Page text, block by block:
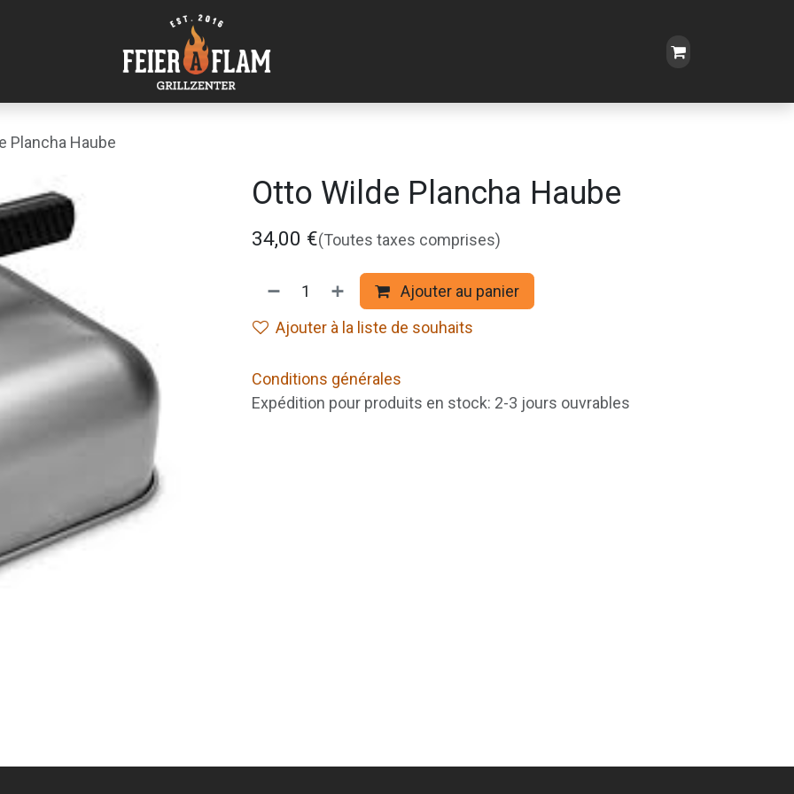
Plancha Haube
Otto Wilde Plancha Haube
34,00 €(Toutes taxes comprises)
Ajouter au panier
Ajouter à la liste de souhaits
Conditions générales
Expédition pour produits en stock: 2-3 jours ouvrables